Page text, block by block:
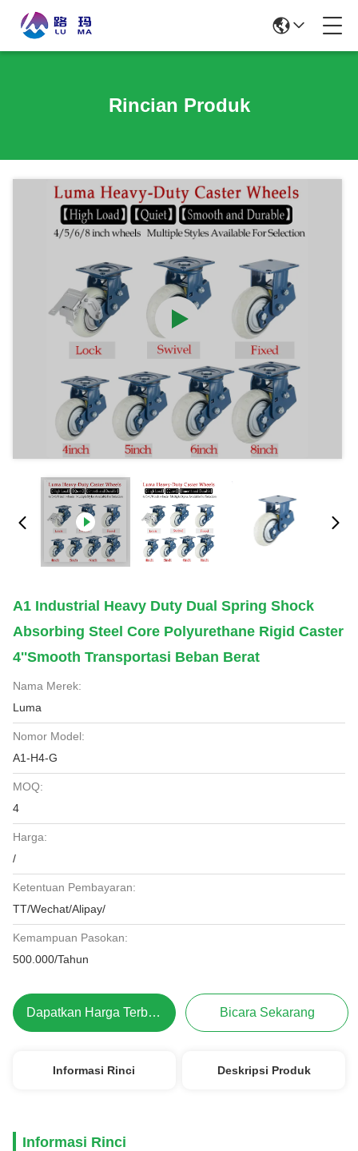
Rincian Produk
A1 Industrial Heavy Duty Dual Spring Shock
Absorbing Steel Core Polyurethane Rigid Caster
4''Smooth Transportasi Beban Berat
Nama Merek:
Luma
Nomor Model:
A1-H4-G
MOQ:
4
Harga:
/
Ketentuan Pembayaran:
TT/Wechat/Alipay/
Kemampuan Pasokan:
500.000/Tahun
Dapatkan Harga Terbaik Bicara Sekarang
Informasi Rinci Deskripsi Produk
Informasi Rinci